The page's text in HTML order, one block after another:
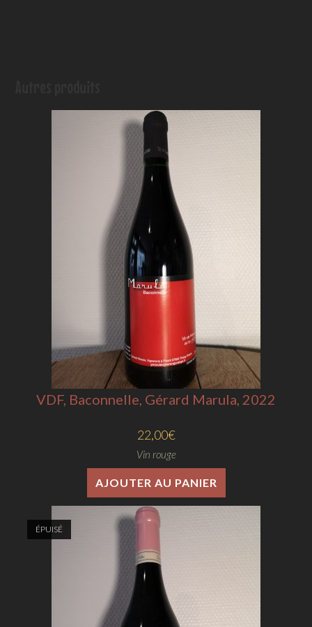
VDF, Baconnelle, Gérard Marula, 2022
22,00€
Vin rouge
AJOUTER AU PANIER
ÉPUISÉ